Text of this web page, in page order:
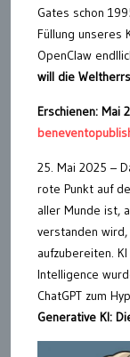
Gates schon
Füllung unseres
OpenClaw
will die
Erschienen: Mai
25. Mai 2025 –
rote Punkt auf
aller Munde ist,
verstanden
aufzubereiten.
Intelligence
ChatGPT zum
Generative KI: